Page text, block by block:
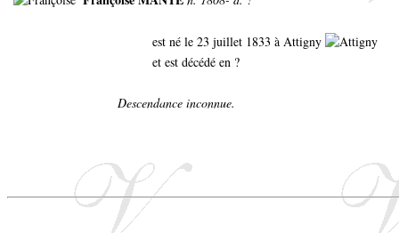
est né le 23 juillet 1833 à Attigny
et est décédé en ?
Descendance inconnue.